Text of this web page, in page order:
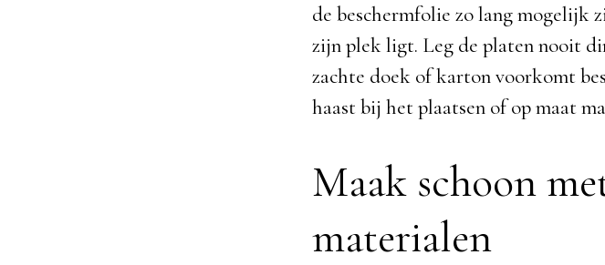
de beschermfolie zo lang mogelijk
zijn plek ligt. Leg de platen nooit
zachte doek of karton voorkomt
haast bij het plaatsen of op maat
Maak schoon
materialen